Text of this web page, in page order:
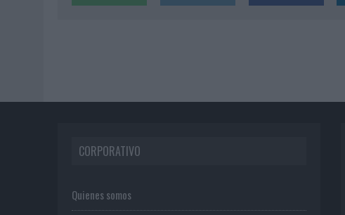
CORPORATIVO
Quienes somos